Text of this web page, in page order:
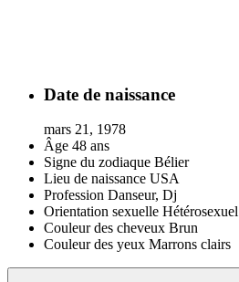
Date de naissance
mars 21, 1978
Âge 48 ans
Signe du zodiaque Bélier
Lieu de naissance USA
Profession Danseur, Dj
Orientation sexuelle Hétérosexuel
Couleur des cheveux Brun
Couleur des yeux Marrons clairs